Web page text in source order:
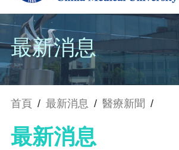
最新消息
首頁 / 最新消息 / 醫療新聞 /
最新消息